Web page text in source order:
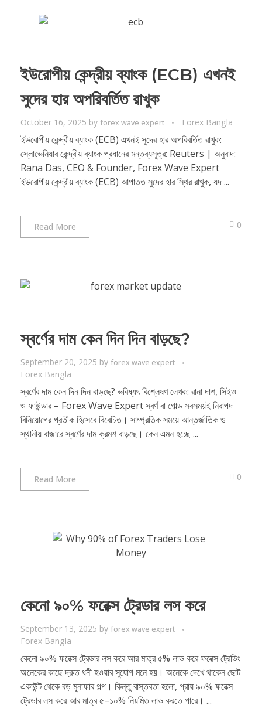
ইউরোপীয় কেন্দ্রীয় ব্যাংক (ECB) এখনই
সুদের হার অপরিবর্তিত রাখুক
October 16, 2025 by forex wave expert Forex Bangla
ইউরোপীয় কেন্দ্রীয় ব্যাংক (ECB) এখনই সুদের হার অপরিবর্তিত রাখুক:
স্লোভেনিয়ার কেন্দ্রীয় ব্যাংক প্রধানের মন্তব্যসূত্র: Reuters | অনুবাদ:
Rana Das, CEO & Founder, Forex Wave Expert
ইউরোপীয় কেন্দ্রীয় ব্যাংক (ECB) আপাতত সুদের হার স্থির রাখুক, যদ ...
Read More 0
স্বর্ণের দাম কেন দিন দিন বাড়ছে?
September 20, 2025 by forex wave expert
Forex Bangla
স্বর্ণের দাম কেন দিন দিন বাড়ছে? ভবিষ্যৎ বিশ্লেষণ লেখক: রানা দাশ, সিইও
ও ফাউন্ডার – Forex Wave Expert স্বর্ণ বা গোল্ড সবসময়ই নিরাপদ
বিনিয়োগের প্রতীক হিসেবে বিবেচিত। সাম্প্রতিক সময়ে আন্তর্জাতিক ও
স্থানীয় বাজারে স্বর্ণের দাম ক্রমশ বাড়ছে। কেন এমন হচ্ছে ...
Read More 0
কেনো ৯০% ফরেক্স ট্রেডার লস করে
September 13, 2025 by forex wave expert
Forex Bangla
কেনো ৯০% ফরেক্স ট্রেডার লস করে আর মাত্র ৫% লাভ করে ফরেক্স ট্রেডিং
অনেকের কাছে দ্রুত ধনী হওয়ার সুযোগ মনে হয়। অনেকে দেখে থাকেন ছোট
একাউন্ট থেকে বড় মুনাফার গল্প। কিন্তু বাস্তবতা হলো, প্রায় ৯০% ফরেক্স
ট্রেডার লস করে আর মাত্র ৫–১০% নিয়মিত লাভ করতে পারে। ...